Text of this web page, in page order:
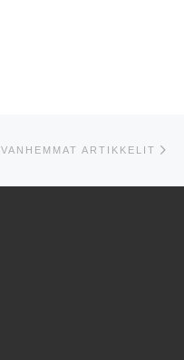
VANHEMMAT ARTIKKELIT